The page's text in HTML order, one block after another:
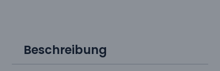
Beschreibung